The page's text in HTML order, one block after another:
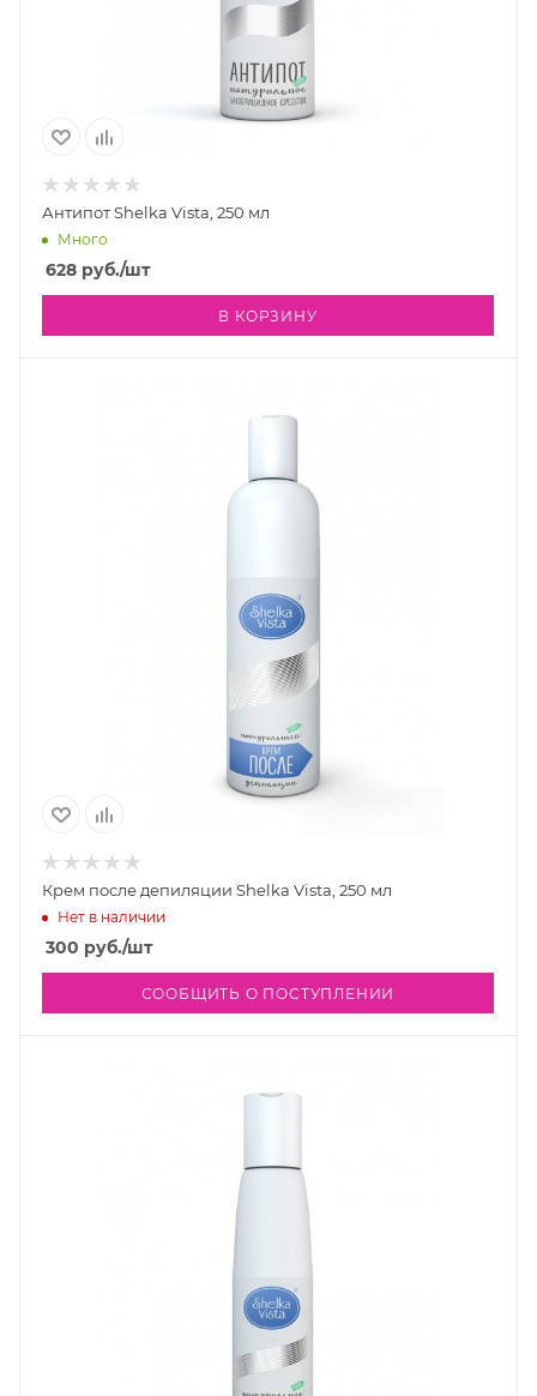
Антипот Shelka Vista, 250 мл
Много
628 руб./шт
В КОРЗИНУ
Крем после депиляции Shelka Vista, 250 мл
Нет в наличии
300 руб./шт
СООБЩИТЬ О ПОСТУПЛЕНИИ